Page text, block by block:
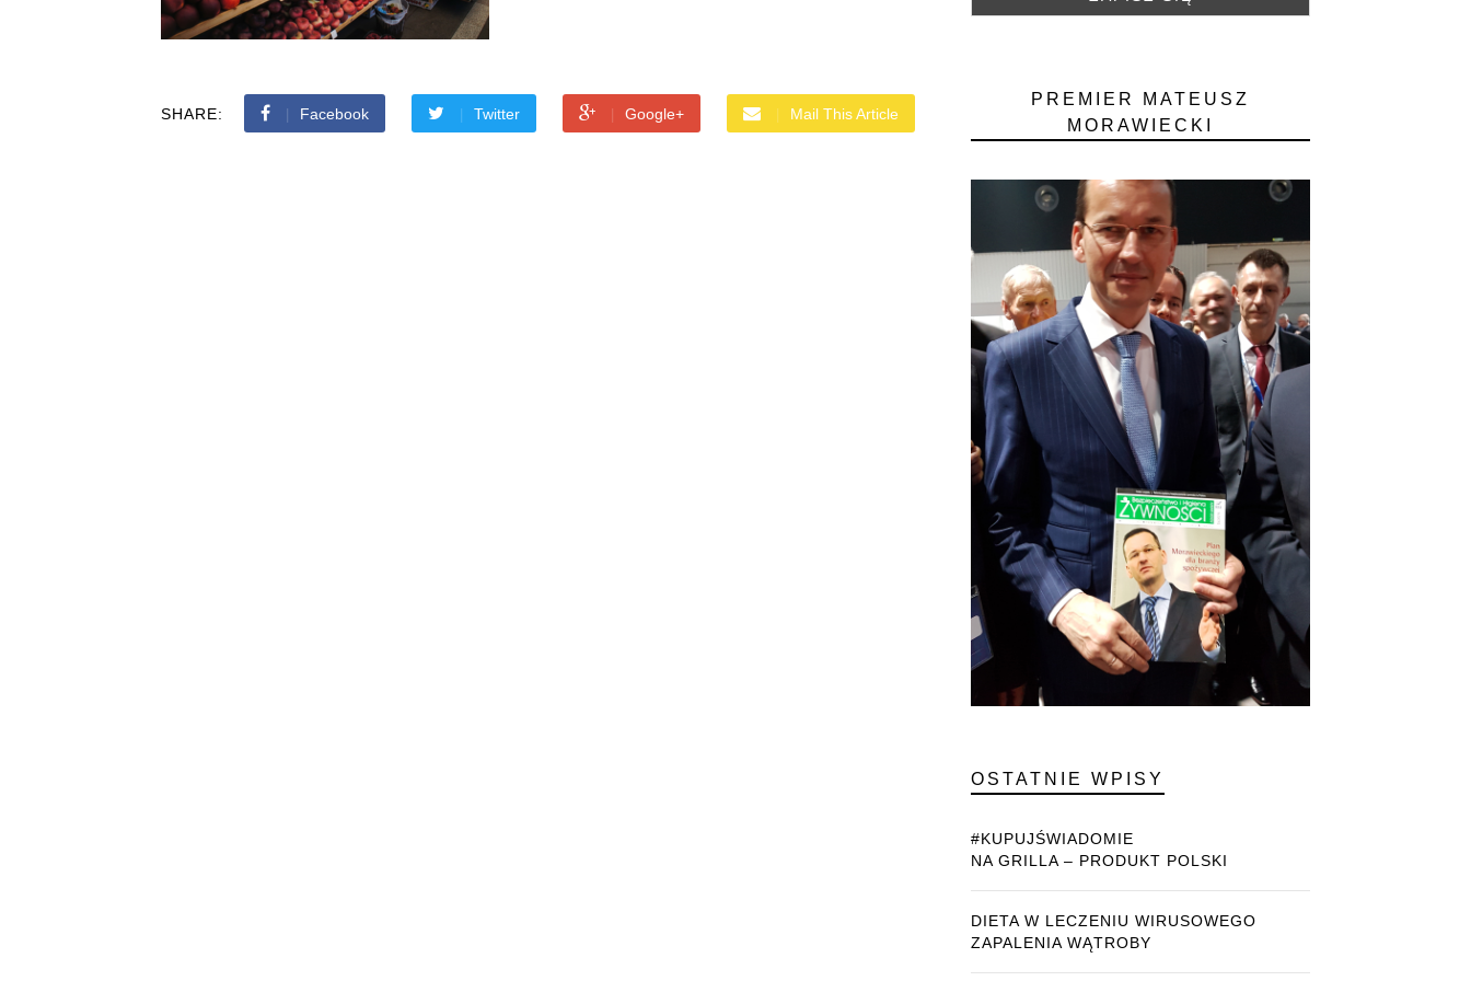
SHARE: Facebook Twitter Google+ Mail This Article
PREMIER MATEUSZ
MORAWIECKI
OSTATNIE WPISY
#KUPUJŚWIADOMIE
NA GRILLA – PRODUKT POLSKI
DIETA W LECZENIU WIRUSOWEGO
ZAPALENIA WĄTROBY